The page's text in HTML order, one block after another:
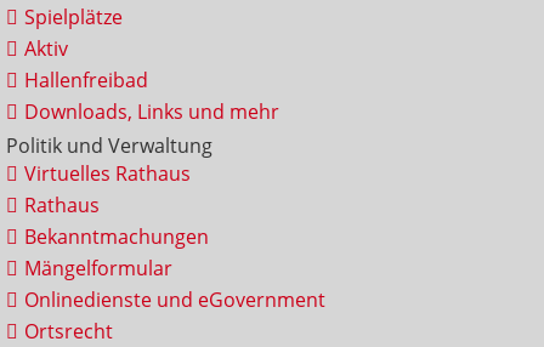
Spielplätze
Aktiv
Hallenfreibad
Downloads, Links und mehr
Politik und Verwaltung
Virtuelles Rathaus
Rathaus
Bekanntmachungen
Mängelformular
Onlinedienste und eGovernment
Ortsrecht